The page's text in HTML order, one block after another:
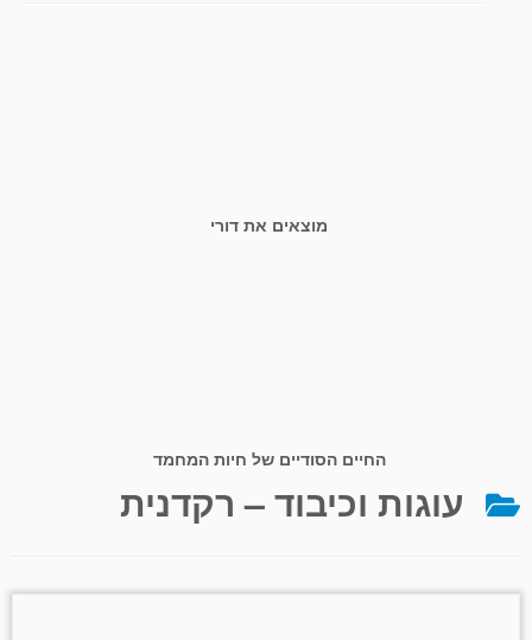
מוצאים את דורי
החיים הסודיים של חיות המחמד
עוגות וכיבוד – רקדנית